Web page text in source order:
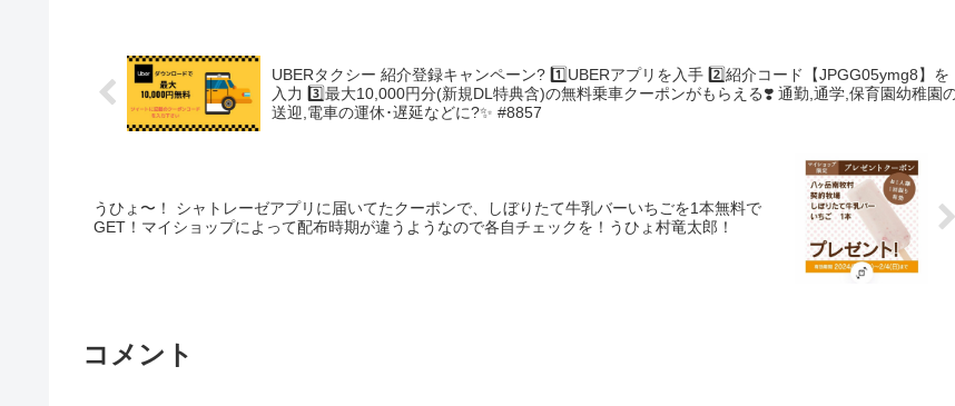
UBERタクシー 紹介登録キャンペーン? 1️⃣UBERアプリを入手 2️⃣紹介コード【JPGG05ymg8】を
入力 3️⃣最大10,000円分(新規DL特典含)の無料乗車クーポンがもらえる❣️ 通勤,通学,保育園幼稚園の
送迎,電車の運休･遅延などに?✨ #8857
うひょ〜！ シャトレーゼアプリに届いてたクーポンで、しぼりたて牛乳バーいちごを1本無料で
GET！マイショップによって配布時期が違うようなので各自チェックを！うひょ村竜太郎！
コメント